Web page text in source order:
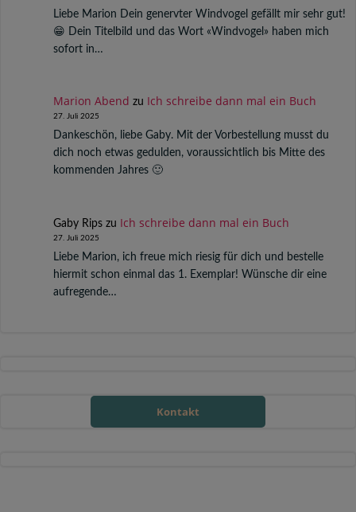
Liebe Marion Dein genervter Windvogel gefällt mir sehr gut!
😁 Dein Titelbild und das Wort «Windvogel» haben mich
sofort in…
Marion Abend zu Ich schreibe dann mal ein Buch
27. Juli 2025
Dankeschön, liebe Gaby. Mit der Vorbestellung musst du
dich noch etwas gedulden, voraussichtlich bis Mitte des
kommenden Jahres 🙂
Gaby Ripszu Ich schreibe dann mal ein Buch
27. Juli 2025
Liebe Marion, ich freue mich riesig für dich und bestelle
hiermit schon einmal das 1. Exemplar! Wünsche dir eine
aufregende…
Kontakt